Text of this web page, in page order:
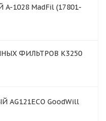
1028 MadFil (17801-
ФИЛЬТРОВ K3250
GoodWill